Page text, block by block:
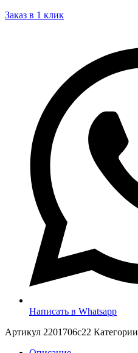
Заказ в 1 клик
Написать в Whatsapp
Артикул 2201706c22 Категории